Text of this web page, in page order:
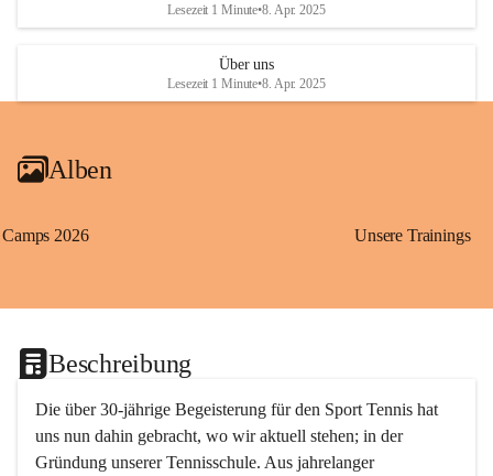
Lesezeit 1 Minute•8. Apr. 2025
Über uns
Lesezeit 1 Minute•8. Apr. 2025
Alben
Camps 2026 Unsere Trainings
Beschreibung
Die über 30-jährige Begeisterung für den Sport Tennis hat
uns nun dahin gebracht, wo wir aktuell stehen; in der
Gründung unserer Tennisschule. Aus jahrelanger